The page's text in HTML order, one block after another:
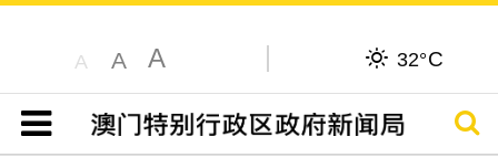
A A A 32°C
目录
搜寻